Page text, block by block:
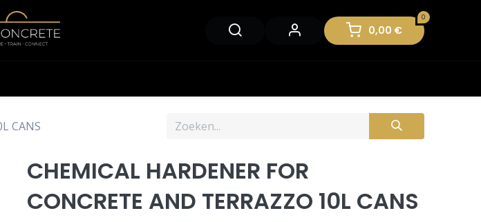
0
0,00 €
CANS
CHEMICAL HARDENER FOR
CONCRETE AND TERRAZZO 10L CANS